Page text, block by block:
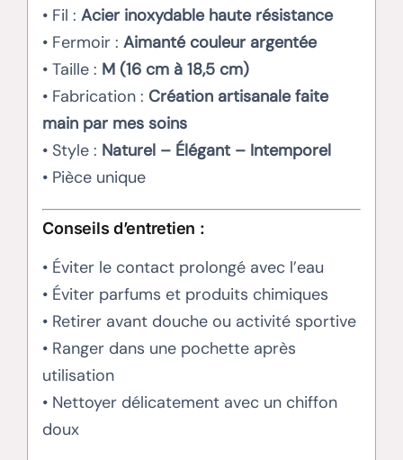
• Fil :Acier inoxydable haute résistance
• Fermoir :Aimanté couleur argentée
• Taille : M (16 cm à 18,5 cm)
• Fabrication : Création artisanale faite
main par mes soins
• Style : Naturel – Élégant – Intemporel
• Pièce unique
Conseils d’entretien :
• Éviter le contact prolongé avec l’eau
• Éviter parfums et produits chimiques
• Retirer avant douche ou activité sportive
• Ranger dans une pochette après
utilisation
• Nettoyer délicatement avec un chiffon
doux